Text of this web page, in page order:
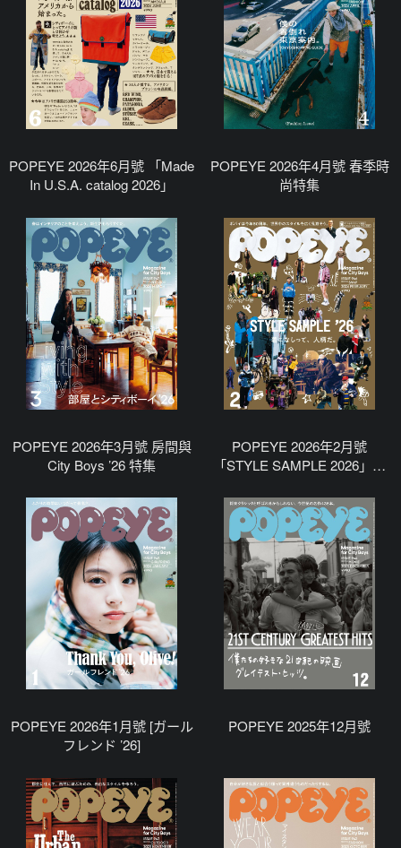
POPEYE 2026年6月號 「Made
In U.S.A. catalog 2026」
POPEYE 2026年4月號 春季時
尚特集
POPEYE 2026年3月號 房間與
City Boys ’26 特集
POPEYE 2026年2月號
「STYLE SAMPLE 2026」特
POPEYE 2026年1月號 [ガール
フレンド ’26]
POPEYE 2025年12月號